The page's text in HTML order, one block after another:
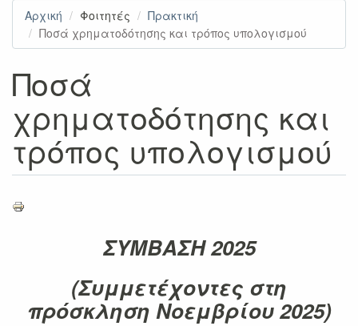
Αρχική Φοιτητές
Πρακτική
Ποσά χρηματοδότησης και τρόπος υπολογισμού
Ποσά
χρηματοδότησης και
τρόπος υπολογισμού
ΣΥΜΒΑΣΗ 2025
(Συμμετέχοντες στη
πρόσκληση Νοεμβρίου 2025)